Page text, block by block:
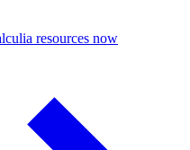
resources now